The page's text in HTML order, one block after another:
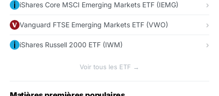
iShares Core MSCI Emerging Markets ETF (IEMG)
Vanguard FTSE Emerging Markets ETF (VWO)
iShares Russell 2000 ETF (IWM)
Voir tous les ETF →